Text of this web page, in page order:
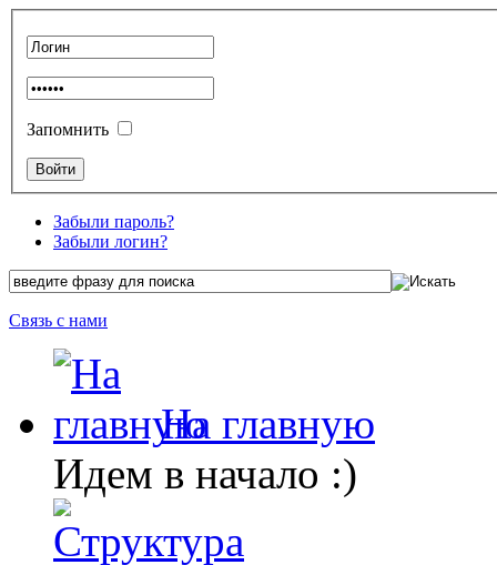
Запомнить
Забыли пароль?
Забыли логин?
Связь с нами
На главную
Идем в начало :)